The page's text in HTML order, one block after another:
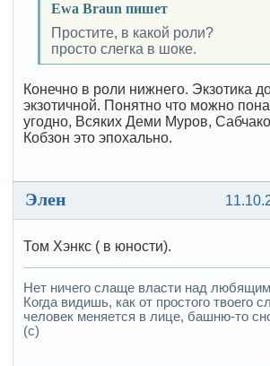
Ewa Braun пишет
Простите, в какой роли?
просто слегка в шоке.
Конечно в роли нижнего. Экзотика
экзотичной. Понятно что можно
угодно, Всяких Деми Муров,
Кобзон это эпохально.
Элен
Том Хэнкс ( в юности).
Нет ничего слаще власти над
Когда видишь, как от простого твоего
человек меняется в лице, башню-то
(с)